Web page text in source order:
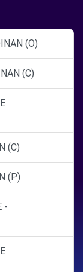
(O)
(C)
(C)
(P)
-